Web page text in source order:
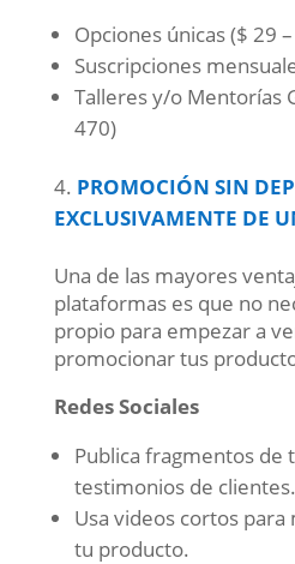
Opciones únicas ($ 29
Suscripciones
Talleres y/o Mentorías
470)
PROMOCIÓN SIN
EXCLUSIVAMENTE DE
Una de las mayores
plataformas es que no
propio para empezar a
promocionar tus
Redes Sociales
Publica fragmentos de
testimonios de clientes.
Usa videos cortos
tu producto.